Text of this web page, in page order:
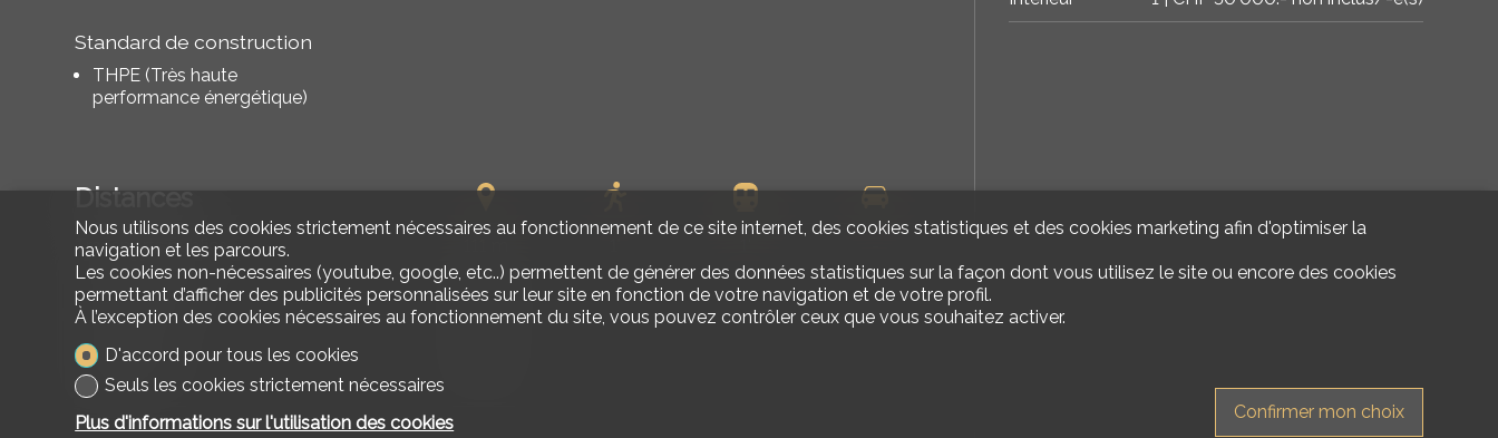
Standard de construction
THPE (Très haute
performance énergétique)
Distances
Transports publics
Ecole primaire 400 m 7' 7' 3'
Restaurants
Nous utilisons des cookies strictement nécessaires au fonctionnement de ce site internet, des cookies statistiques et des cookies marketing afin d'optimiser la
navigation et les parcours.
Les cookies non-nécessaires (youtube, google, etc..) permettent de générer des données statistiques sur la façon dont vous utilisez le site ou encore des cookies
permettant d’afficher des publicités personnalisées sur leur site en fonction de votre navigation et de votre profil.
À l’exception des cookies nécessaires au fonctionnement du site, vous pouvez contrôler ceux que vous souhaitez activer.
D'accord pour tous les cookies
Seuls les cookies strictement nécessaires
Plus d'informations sur l'utilisation des cookies
Confirmer mon choix